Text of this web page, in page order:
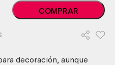
Plancha
antigua
COMPRAR
decoración, aunque